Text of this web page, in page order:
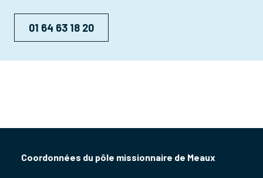
01 64 63 18 20
Coordonnées du pôle missionnaire de Meaux